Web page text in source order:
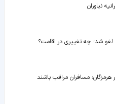
نیاوران
لغو شد؛ چه تغییری در اقامت؟
هرمزگان؛ مسافران مراقب باشند